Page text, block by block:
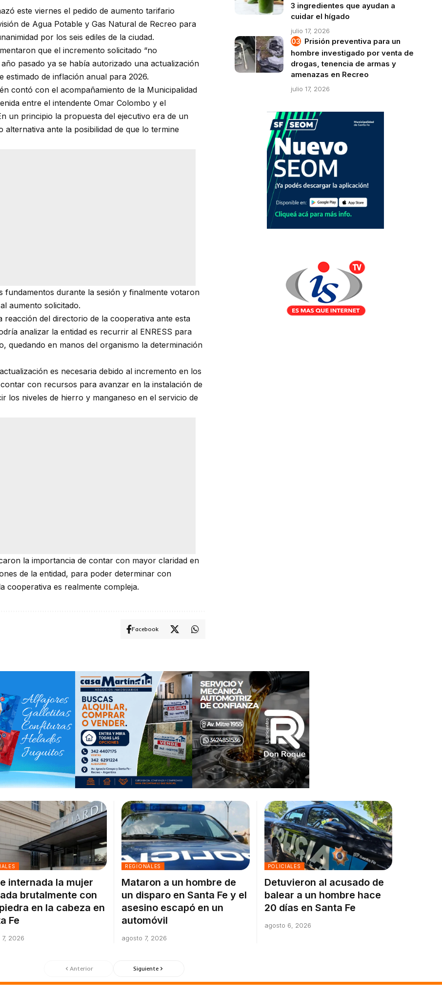
este viernes el pedido de aumento tarifario
de Agua Potable y Gas Natural de Recreo para
por los seis ediles de la ciudad.
que el incremento solicitado “no
pasado ya se había autorizado una actualización
de inflación anual para 2026.
contó con el acompañamiento de la Municipalidad
entre el intendente Omar Colombo y el
un principio la propuesta del ejecutivo era de un
alternativa ante la posibilidad de que lo termine
fundamentos durante la sesión y finalmente votaron
aumento solicitado.
del directorio de la cooperativa ante esta
analizar la entidad es recurrir al ENRESS para
quedando en manos del organismo la determinación
es necesaria debido al incremento en los
con recursos para avanzar en la instalación de
los niveles de hierro y manganeso en el servicio de
la importancia de contar con mayor claridad en
de la entidad, para poder determinar con
cooperativa es realmente compleja.
Facebook
3 ingredientes que ayudan a
cuidar el hígado
julio 17, 2026
Prisión preventiva para un
hombre investigado por venta de
drogas, tenencia de armas y
amenazas en Recreo
julio 17, 2026
internada la mujer
brutalmente con
en la cabeza en
Fe
2026
REGIONALES
Mataron a un hombre de
un disparo en Santa Fe y el
asesino escapó en un
automóvil
agosto 7, 2026
POLICIALES
Detuvieron al acusado de
balear a un hombre hace
20 días en Santa Fe
agosto 6, 2026
Anterior Siguiente